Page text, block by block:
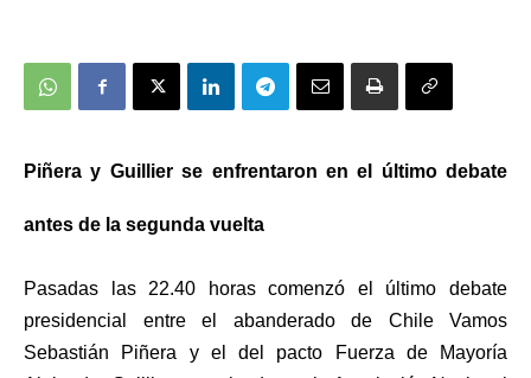
Piñera y Guillier se enfrentaron en el último debate
antes de la segunda vuelta
Pasadas las 22.40 horas comenzó el último debate
presidencial entre el abanderado de Chile Vamos
Sebastián Piñera y el del pacto Fuerza de Mayoría